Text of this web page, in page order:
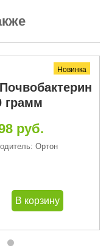
Новинка
грамм
руб.
Ортон
В корзину